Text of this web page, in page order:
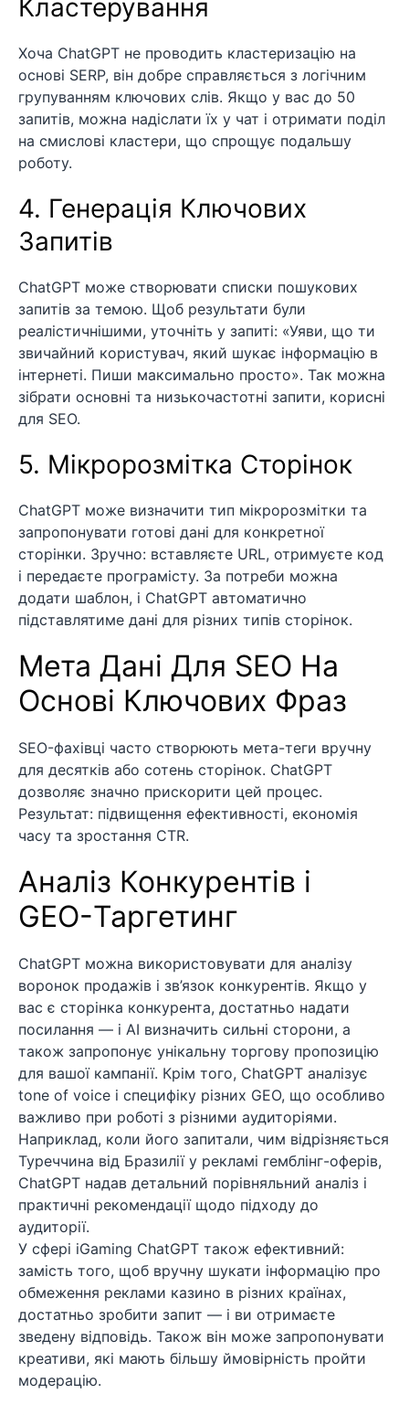
Кластерування
Хоча ChatGPT не проводить кластеризацію на
основі SERP, він добре справляється з логічним
групуванням ключових слів. Якщо у вас до 50
запитів, можна надіслати їх у чат і отримати поділ
на смислові кластери, що спрощує подальшу
роботу.
4. Генерація Ключових
Запитів
ChatGPT може створювати списки пошукових
запитів за темою. Щоб результати були
реалістичнішими, уточніть у запиті: «Уяви, що ти
звичайний користувач, який шукає інформацію в
інтернеті. Пиши максимально просто». Так можна
зібрати основні та низькочастотні запити, корисні
для SEO.
5. Мікророзмітка Сторінок
ChatGPT може визначити тип мікророзмітки та
запропонувати готові дані для конкретної
сторінки. Зручно: вставляєте URL, отримуєте код
і передаєте програмісту. За потреби можна
додати шаблон, і ChatGPT автоматично
підставлятиме дані для різних типів сторінок.
Мета Дані Для SEO На
Основі Ключових Фраз
SEO-фахівці часто створюють мета-теги вручну
для десятків або сотень сторінок. ChatGPT
дозволяє значно прискорити цей процес.
Результат: підвищення ефективності, економія
часу та зростання CTR.
Аналіз Конкурентів і
GEO-Таргетинг
ChatGPT можна використовувати для аналізу
воронок продажів і зв’язок конкурентів. Якщо у
вас є сторінка конкурента, достатньо надати
посилання — і AI визначить сильні сторони, а
також запропонує унікальну торгову пропозицію
для вашої кампанії. Крім того, ChatGPT аналізує
tone of voice і специфіку різних GEO, що особливо
важливо при роботі з різними аудиторіями.
Наприклад, коли його запитали, чим відрізняється
Туреччина від Бразилії у рекламі гемблінг-оферів,
ChatGPT надав детальний порівняльний аналіз і
практичні рекомендації щодо підходу до
аудиторії.
У сфері iGaming ChatGPT також ефективний:
замість того, щоб вручну шукати інформацію про
обмеження реклами казино в різних країнах,
достатньо зробити запит — і ви отримаєте
зведену відповідь. Також він може запропонувати
креативи, які мають більшу ймовірність пройти
модерацію.